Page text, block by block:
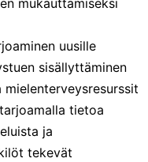
mukauttamiseksi
uusille
sisällyttäminen
tietoa
ja
tekevät